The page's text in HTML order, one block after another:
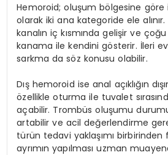
Hemoroid; oluşum bölgesine göre
olarak iki ana kategoride ele
kanalın iç kısmında gelişir ve çoğu
kanama ile kendini gösterir. İleri
sarkma da söz konusu olabilir.
Dış hemoroid ise anal açıklığın
özellikle oturma ile tuvalet
açabilir. Trombüs oluşumu
artabilir ve acil değerlendirme
türün tedavi yaklaşımı birbirinden
ayrımın yapılması uzman